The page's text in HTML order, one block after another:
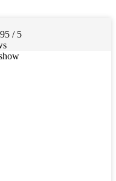
/ 5